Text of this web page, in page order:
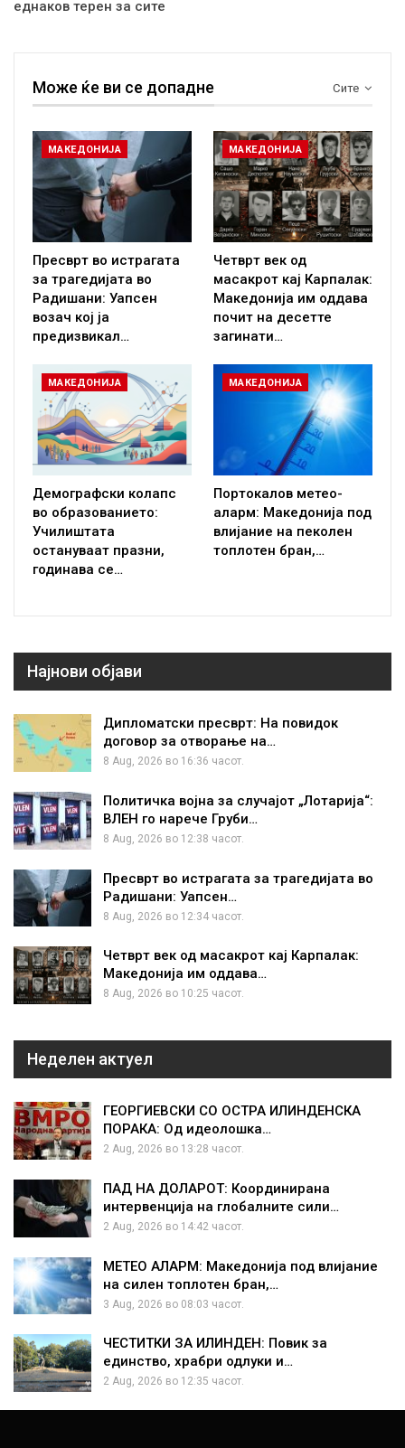
еднаков терен за сите
Сите
Може ќе ви се допадне
МАКЕДОНИЈА
Пресврт во истрагата
за трагедијата во
Радишани: Уапсен
возач кој ја
предизвикал…
МАКЕДОНИЈА
Четврт век од
масакрот кај Карпалак:
Македонија им оддава
почит на десетте
загинати…
МАКЕДОНИЈА
Демографски колапс
во образованието:
Училиштата
остануваат празни,
годинава се…
МАКЕДОНИЈА
Портокалов метео-
аларм: Македонија под
влијание на пеколен
топлотен бран,…
Најнови објави
Дипломатски пресврт: На повидок
договор за отворање на…
8 Aug, 2026 во 16:36 часот.
Политичка војна за случајот „Лотарија“:
ВЛЕН го нарече Груби…
8 Aug, 2026 во 12:38 часот.
Пресврт во истрагата за трагедијата во
Радишани: Уапсен…
8 Aug, 2026 во 12:34 часот.
Четврт век од масакрот кај Карпалак:
Македонија им оддава…
8 Aug, 2026 во 10:25 часот.
Неделен актуел
ГЕОРГИЕВСКИ СО ОСТРА ИЛИНДЕНСКА
ПОРАКА: Од идеолошка…
2 Aug, 2026 во 13:28 часот.
ПАД НА ДОЛАРОТ: Координирана
интервенција на глобалните сили…
2 Aug, 2026 во 14:42 часот.
МЕТЕО АЛАРМ: Македонија под влијание
на силен топлотен бран,…
3 Aug, 2026 во 08:03 часот.
ЧЕСТИТКИ ЗА ИЛИНДЕН: Повик за
единство, храбри одлуки и…
2 Aug, 2026 во 12:35 часот.